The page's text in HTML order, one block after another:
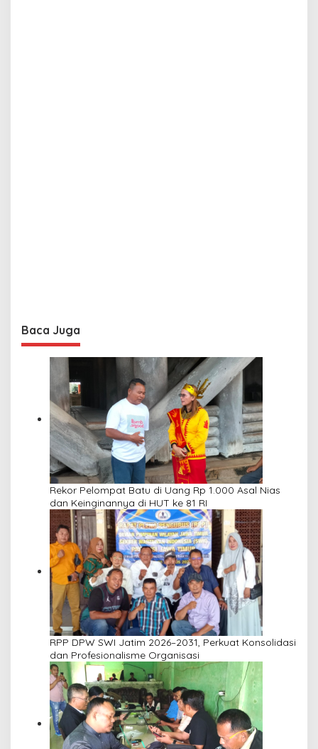
Baca Juga
Rekor Pelompat Batu di Uang Rp 1.000 Asal Nias
dan Keinginannya di HUT ke 81 RI
RPP DPW SWI Jatim 2026–2031, Perkuat Konsolidasi
dan Profesionalisme Organisasi